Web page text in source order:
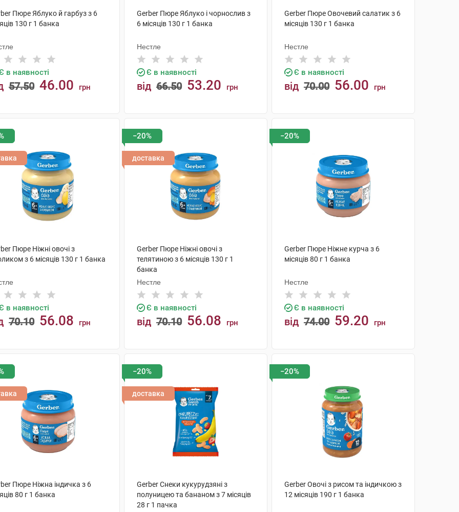
Пюре Яблуко й гарбуз з 6
130 г 1 банка
в наявності
57.50 46.00 грн
Gerber Пюре Яблуко і чорнослив з
6 місяців 130 г 1 банка
Нестле
Є в наявності
від 66.50 53.20 грн
Gerber Пюре Овочевий салатик з 6
місяців 130 г 1 банка
Нестле
Є в наявності
від 70.00 56.00 грн
Пюре Ніжні овочі з
з 6 місяців 130 г 1 банка
в наявності
70.10 56.08 грн
−20%
доставка
Gerber Пюре Ніжні овочі з
телятиною з 6 місяців 130 г 1
банка
Нестле
Є в наявності
від 70.10 56.08 грн
−20%
Gerber Пюре Ніжне курча з 6
місяців 80 г 1 банка
Нестле
Є в наявності
від 74.00 59.20 грн
Пюре Ніжна індичка з 6
80 г 1 банка
−20%
доставка
Gerber Снеки кукурудзяні з
полуницею та бананом з 7 місяців
28 г 1 пачка
−20%
Gerber Овочі з рисом та індичкою з
12 місяців 190 г 1 банка